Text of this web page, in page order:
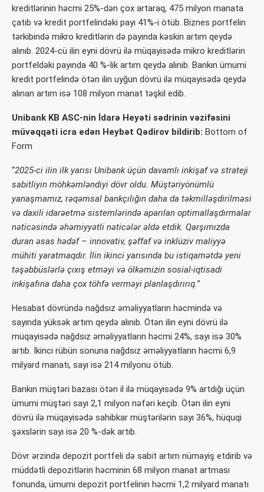
kreditlərinin həcmi 25%-dən çox artaraq, 475 milyon manata
çatıb və kredit portfelindəki payı 41%-i ötüb. Biznes portfelin
tərkibində mikro kreditlərin də payında kəskin artım qeydə
alınıb. 2024-cü ilin eyni dövrü ilə müqayisədə mikro kreditlərin
portfeldəki payında 40 %-lik artım qeydə alınıb. Bankın ümumi
kredit portfelində ötən ilin uyğun dövrü ilə müqayisədə qeydə
alınan artım isə 108 milyon manat təşkil edib.
Unibank KB ASC-nin İdarə Heyəti sədrinin vəzifəsini
müvəqqəti icra edən Heybət Qədirov bildirib: Bottom of
Form
“2025-ci ilin ilk yarısı Unibank üçün davamlı inkişaf və strateji
sabitliyin möhkəmləndiyi dövr oldu. Müştəriyönümlü
yanaşmamız, rəqəmsal bankçılığın daha da təkmilləşdirilməsi
və daxili idarəetmə sistemlərində aparılan optimallaşdırmalar
nəticəsində əhəmiyyətli nəticələr əldə etdik. Qarşımızda
duran əsas hədəf – innovativ, şəffaf və inklüziv maliyyə
mühiti yaratmaqdır. İlin ikinci yarısında bu istiqamətdə yeni
təşəbbüslərlə çıxış etməyi və ölkəmizin sosial-iqtisadi
inkişafına daha çox töhfə verməyi planlaşdırırıq. ”
Hesabat dövründə nağdsız əməliyyatların həcmində və
sayında yüksək artım qeydə alınıb. Ötən ilin eyni dövrü ilə
müqayisədə nağdsız əməliyyatların həcmi 24%, sayı isə 30%
artıb. İkinci rübün sonuna nağdsız əməliyyatların həcmi 6,9
milyard manatı, sayı isə 214 milyonu ötüb.
Bankın müştəri bazası ötən il ilə müqayisədə 9% artdığı üçün
ümumi müştəri sayı 2,1 milyon nəfəri keçib. Ötən ilin eyni
dövrü ilə müqayisədə sahibkar müştərilərin sayı 36%, hüquqi
şəxslərin sayı isə 20 %-dək artıb.
Dövr ərzində depozit portfeli də sabit artım nümayiş etdirib və
müddətli depozitlərin həcminin 68 milyon manat artması
fonunda, ümumi depozit portfelinin həcmi 1,2 milyard manatı